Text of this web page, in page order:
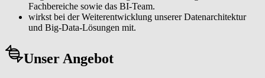
Fachbereiche sowie das BI-Team.
wirkst bei der Weiterentwicklung unserer Datenarchitektur
und Big-Data-Lösungen mit.
Unser Angebot